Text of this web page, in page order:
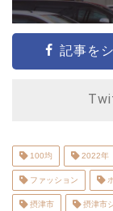
記事を
100均 2022年
ファッション
摂津市 摂津市